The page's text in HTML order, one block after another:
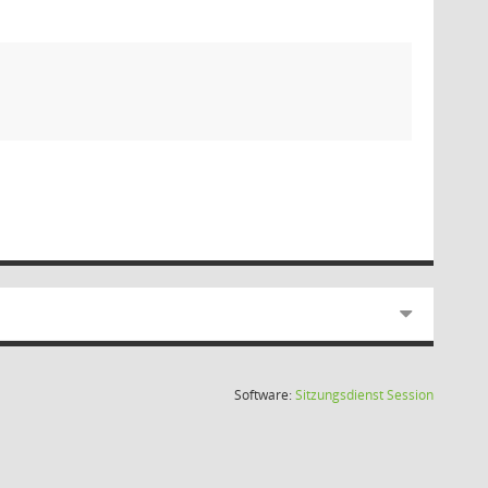
Software:SitzungsdienstSession(Wird in